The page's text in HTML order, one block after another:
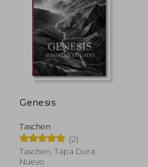
45%
Genesis
Taschen
(2)
Taschen, Tapa Dura,
Nuevo